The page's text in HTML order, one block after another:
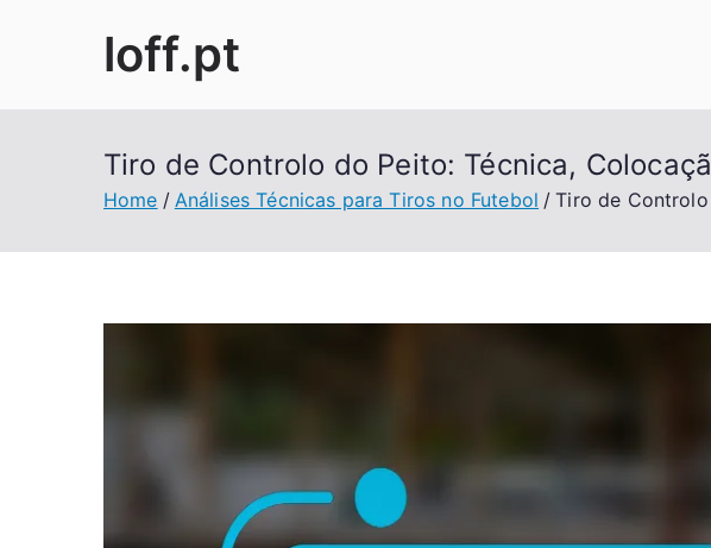
loff.pt
Tiro de Controlo do Peito: Técnica,
Home Análises Técnicas para Tiros no Futebol Tiro de